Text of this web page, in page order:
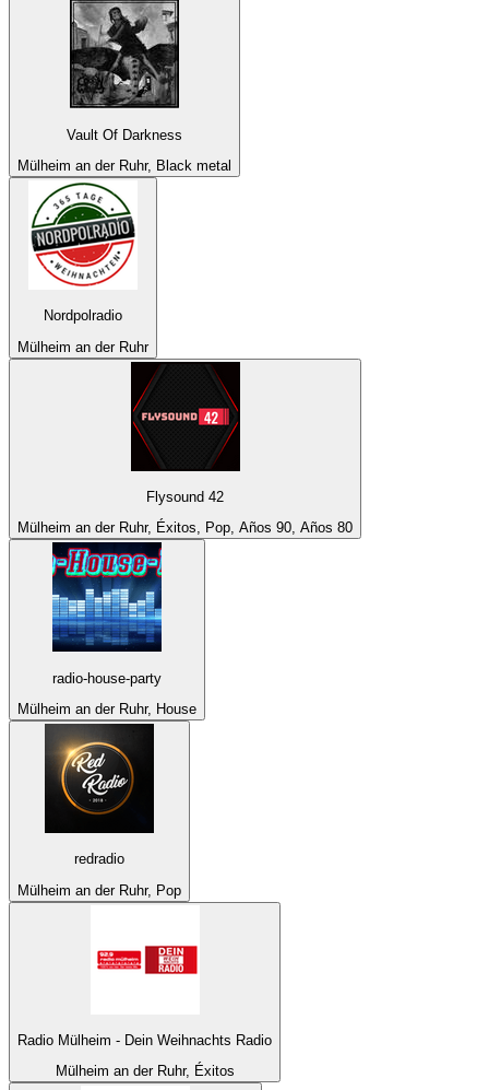
Vault Of Darkness
Mülheim an der Ruhr, Black metal
Nordpolradio
Mülheim an der Ruhr
Flysound 42
Mülheim an der Ruhr, Éxitos, Pop, Años 90, Años 80
radio-house-party
Mülheim an der Ruhr, House
redradio
Mülheim an der Ruhr, Pop
Radio Mülheim - Dein Weihnachts Radio
Mülheim an der Ruhr, Éxitos